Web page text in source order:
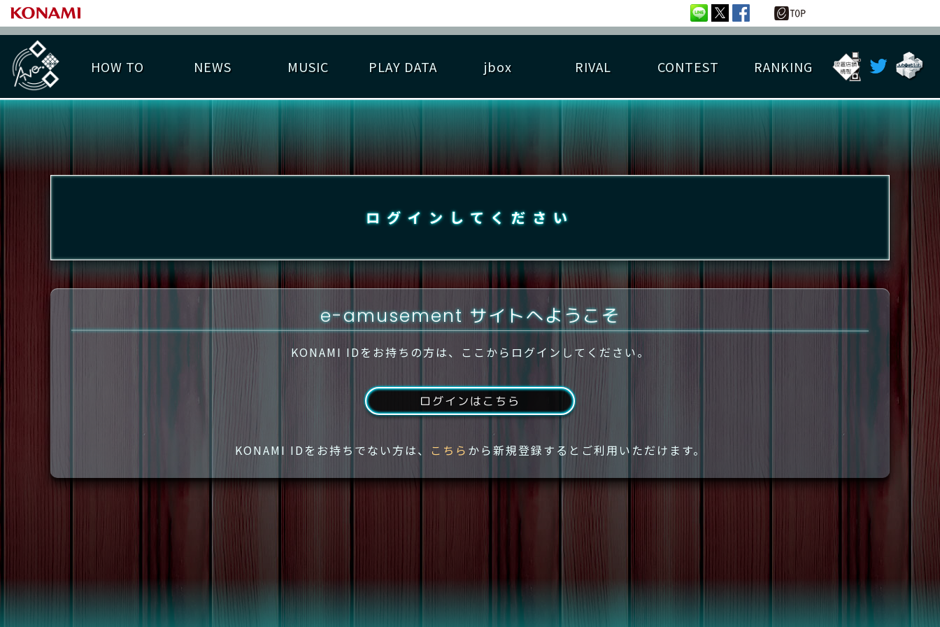
HOW TO
基本の遊び方
NEWS MUSIC
遊べる楽曲
PLAY DATA
PLAY DATA TOP
称号 プレー履歴 プレーグラフ ねんごろチャレンジ EDIT譜面
jbox RIVAL
ライバル一覧 プレーヤー検索
CONTEST
大会開催 大会とは？
RANKING
LICENSE HIT CHART ORIGINAL HIT CHART RANKING RANKING
ログインしてください
e-amusement サイトへようこそ
KONAMI IDをお持ちの方は、ここからログインしてください。
ログインはこちら
KONAMI IDをお持ちでない方は、 こちら から新規登録するとご利用いただけます。